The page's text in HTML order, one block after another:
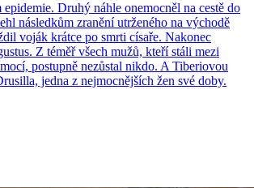
epidemie. Druhý náhle onemocněl na cestě do
následkům zranění utrženého na východě
voják krátce po smrti císaře. Nakonec
Z téměř všech mužů, kteří stáli mezi
postupně nezůstal nikdo. A Tiberiovou
jedna z nejmocnějších žen své doby.